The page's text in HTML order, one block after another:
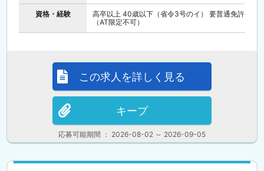
資格・経験
高卒以上 40歳以下（省令3号のイ） 要普通免許
（AT限定不可）
応募可能期間 ： 2026-08-02 ～ 2026-09-05
この求人を詳しく見る
キープ